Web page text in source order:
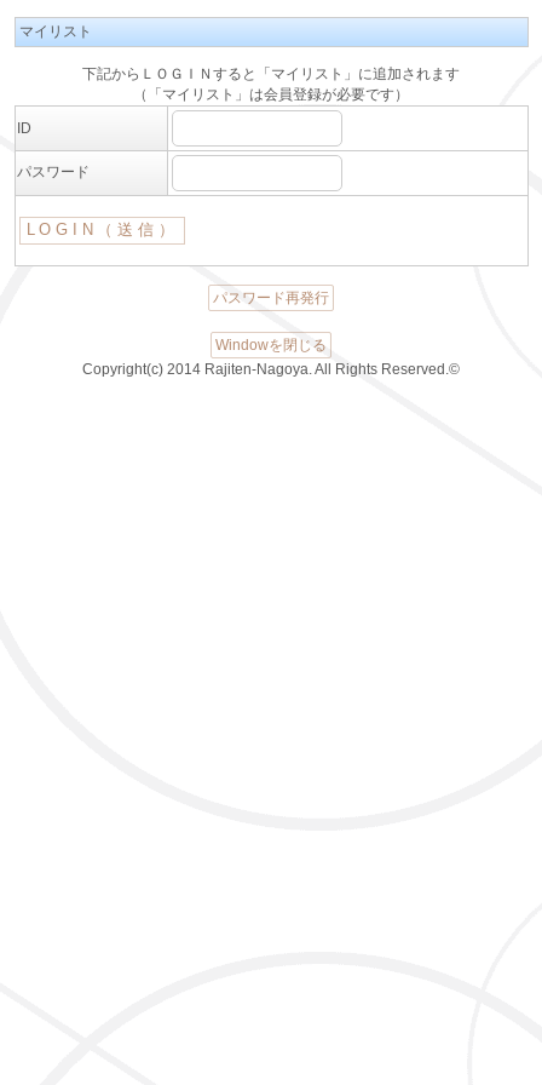
マイリスト
下記からＬＯＧＩＮすると「マイリスト」に追加されます
（「マイリスト」は会員登録が必要です）
ID
パスワード
パスワード再発行
Windowを閉じる
Copyright(c) 2014 Rajiten-Nagoya. All Rights Reserved.©